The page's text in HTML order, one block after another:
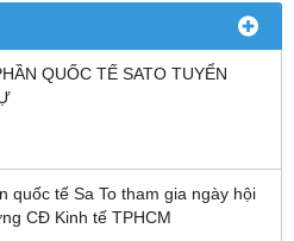
QUỐC TẾ SATO TUYỂN
quốc tế Sa To tham gia ngày hội
CĐ Kinh tế TPHCM